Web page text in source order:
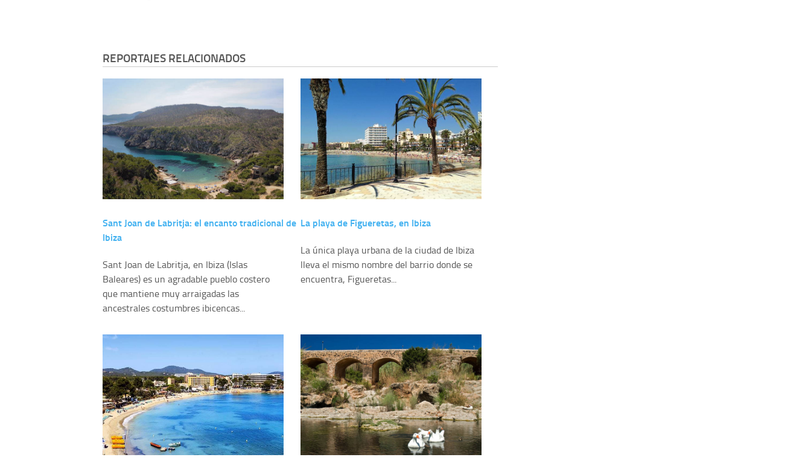
REPORTAJES RELACIONADOS
Sant Joan de Labritja: el encanto tradicional de
Ibiza
Sant Joan de Labritja, en Ibiza (Islas
Baleares) es un agradable pueblo costero
que mantiene muy arraigadas las
ancestrales costumbres ibicencas...
La playa de Figueretas, en Ibiza
La única playa urbana de la ciudad de Ibiza
lleva el mismo nombre del barrio donde se
encuentra, Figueretas...